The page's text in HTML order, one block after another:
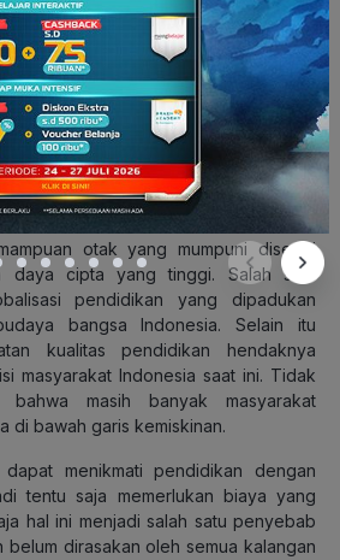
di pasar dunia. Apalagi dengan
bebas, misalnya dalam
ASEAN, mau tidak mau dunia
harus menghasilkan lulusan yang
“budak” di negeri sendiri.
negara yang kuat terutama di
dapat masuk dalam jajaran
tentu saja sangat membutuhkan
otak yang mumpuni disertai
daya cipta yang tinggi. Salah satu
pendidikan yang dipadukan
bangsa Indonesia. Selain itu
kualitas pendidikan hendaknya
masyarakat Indonesia saat ini. Tidak
masih banyak masyarakat
di bawah garis kemiskinan.
menikmati pendidikan dengan
tentu saja memerlukan biaya yang
hal ini menjadi salah satu penyebab
belum dirasakan oleh semua kalangan